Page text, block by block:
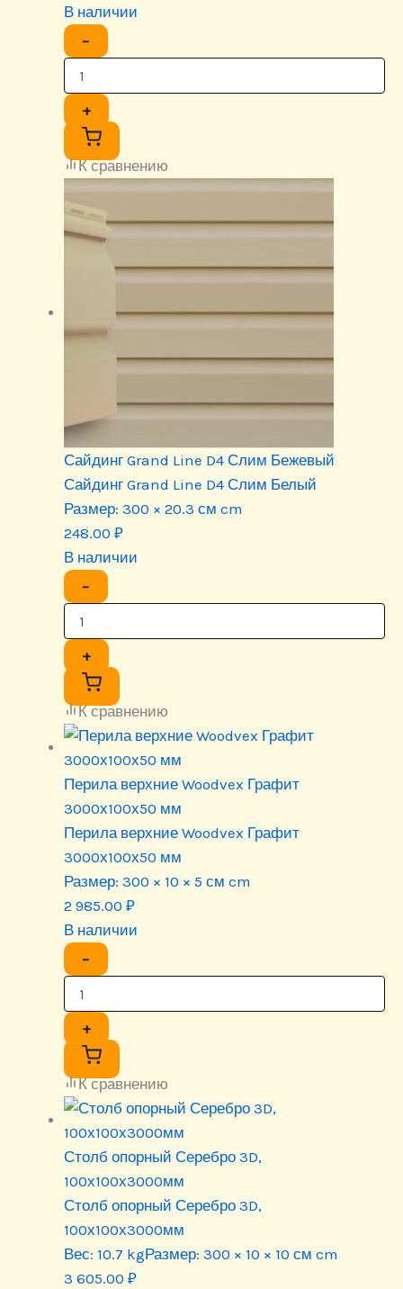
В наличии
−
+
К сравнению
Сайдинг Grand Line D4 Слим Бежевый
Сайдинг Grand Line D4 Слим Белый
Размер: 300 × 20.3 см cm
248.00 ₽
В наличии
−
+
К сравнению
Перила верхние Woodvex Графит
3000х100х50 мм
Перила верхние Woodvex Графит
3000х100х50 мм
Размер: 300 × 10 × 5 см cm
2 985.00 ₽
В наличии
−
+
К сравнению
Столб опорный Серебро 3D,
100х100х3000мм
Столб опорный Серебро 3D,
100х100х3000мм
Вес: 10.7 kgРазмер: 300 × 10 × 10 см cm
3 605.00 ₽